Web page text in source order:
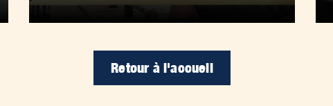
Retour à l'accueil